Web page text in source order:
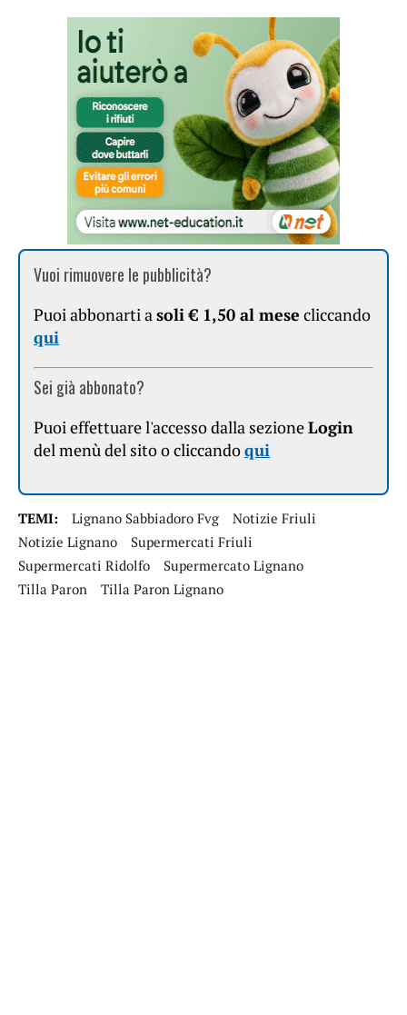
Vuoi rimuovere le pubblicità?
Puoi abbonarti asoli € 1,50 al mese cliccando
qui
Sei già abbonato?
Puoi effettuare l'accesso dalla sezioneLogin
del menù del sito o cliccandoqui
TEMI: Lignano Sabbiadoro Fvg
Notizie Friuli
Notizie Lignano
Supermercati Friuli
Supermercati Ridolfo
Supermercato Lignano
Tilla Paron
Tilla Paron Lignano